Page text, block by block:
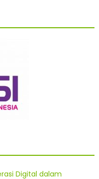
Digital dalam